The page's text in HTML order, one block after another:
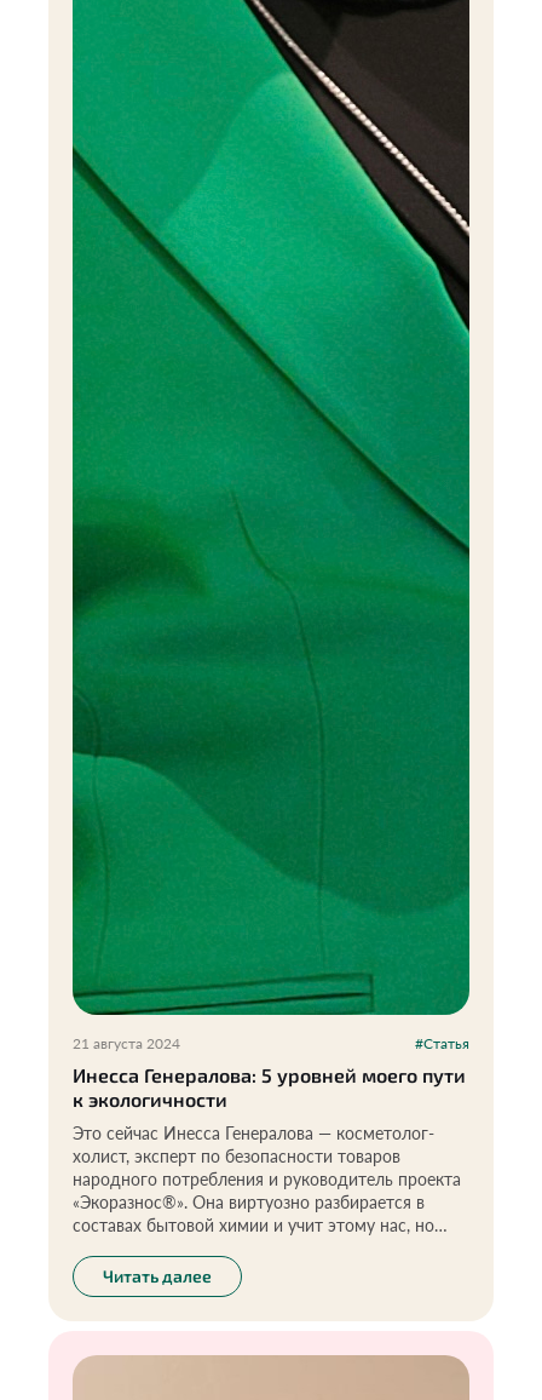
21 августа 2024 #Статья
Инесса Генералова: 5 уровней моего пути
к экологичности
Это сейчас Инесса Генералова — косметолог-
холист, эксперт по безопасности товаров
народного потребления и руководитель проекта
«Экоразнос®». Она виртуозно разбирается в
составах бытовой химии и учит этому нас, но
сыну справиться с дерматитом. С чего начался её
переход на зелёную сторону и какие средства
заменить в быту в первую очередь, чтобы
Инессы.
Читать далее